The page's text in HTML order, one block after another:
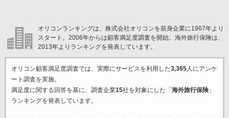
オリコンランキングは、株式会社オリコンを前身企業に1967年より
スタート。2006年からは顧客満足度調査を開始。海外旅行保険は、
2013年よりランキングを発表しています。
オリコン顧客満足度調査では、実際にサービスを利用した3,365人にアンケ
ート調査を実施。
満足度に関する回答を基に、調査企業15社を対象にした「 海外旅行保険」
ランキングを発表しています。